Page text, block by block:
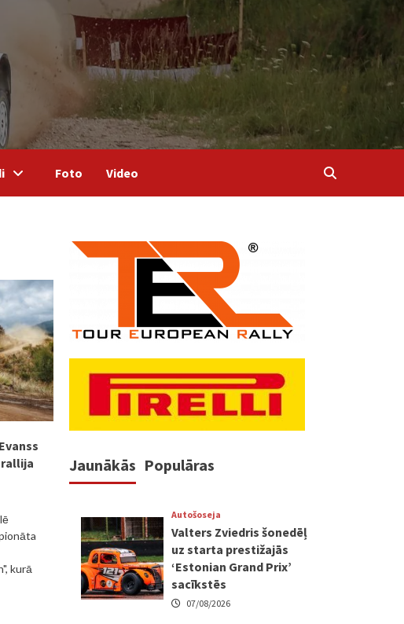
Foto Video
rallija
kurā
Jaunākās Populāras
Autošoseja
Valters Zviedris šonedēļ
uz starta prestižajās
‘Estonian Grand Prix’
sacīkstēs
07/08/2026